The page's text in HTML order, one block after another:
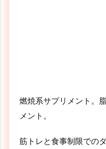
燃焼系サプリメント。
メント。
筋トレと食事制限での